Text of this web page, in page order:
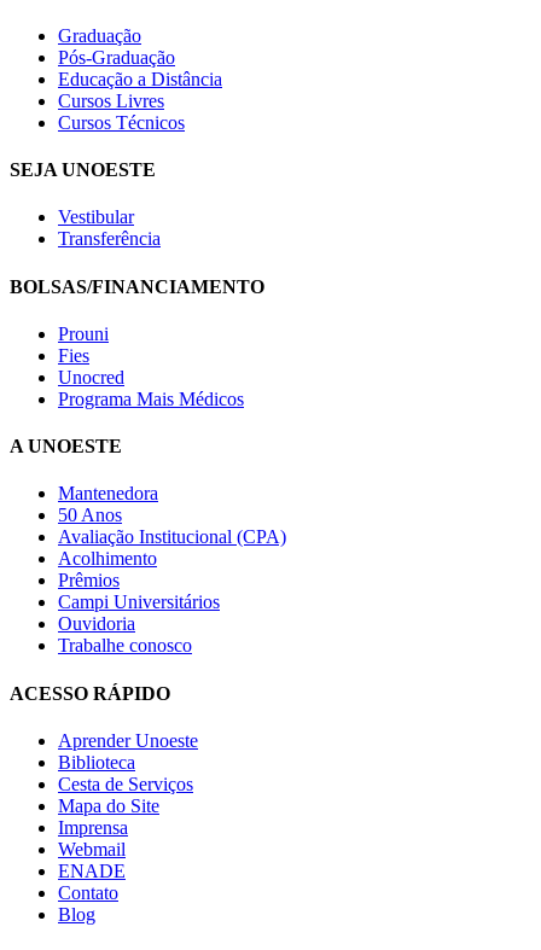
Graduação
Pós-Graduação
Educação a Distância
Cursos Livres
Cursos Técnicos
SEJA UNOESTE
Vestibular
Transferência
BOLSAS/FINANCIAMENTO
Prouni
Fies
Unocred
Programa Mais Médicos
A UNOESTE
Mantenedora
50 Anos
Avaliação Institucional (CPA)
Acolhimento
Prêmios
Campi Universitários
Ouvidoria
Trabalhe conosco
ACESSO RÁPIDO
Aprender Unoeste
Biblioteca
Cesta de Serviços
Mapa do Site
Imprensa
Webmail
ENADE
Contato
Blog